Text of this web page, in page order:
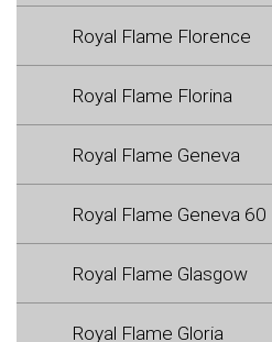
Royal Flame Florence
Royal Flame Florina
Royal Flame Geneva
Royal Flame Geneva 60
Royal Flame Glasgow
Royal Flame Gloria